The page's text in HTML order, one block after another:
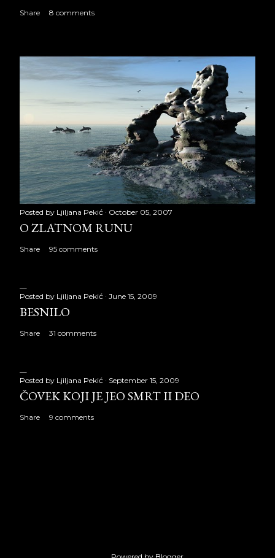
Share 8 comments
Posted by Ljiljana Pekić October 05, 2007
O ZLATNOM RUNU
Share 95 comments
Posted by Ljiljana Pekić June 15, 2009
BESNILO
Share 31 comments
Posted by Ljiljana Pekić September 15, 2009
ČOVEK KOJI JE JEO SMRT II DEO
Share 9 comments